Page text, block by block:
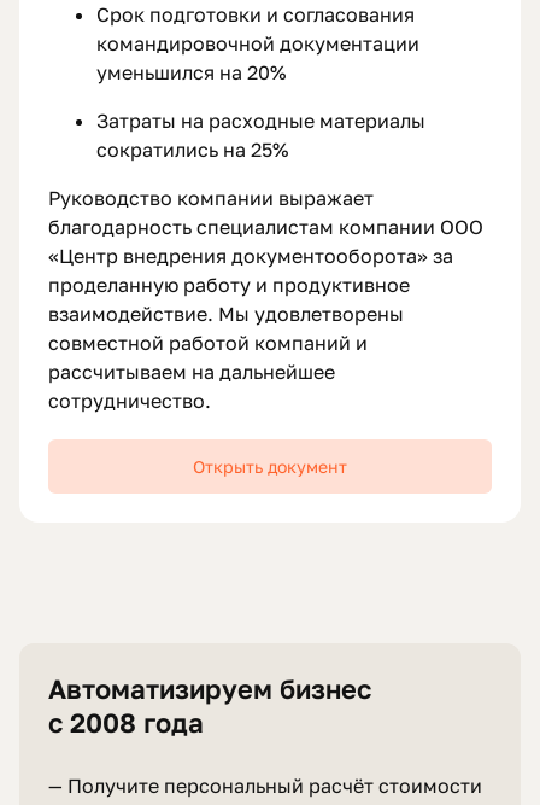
Срок подготовки и согласования
командировочной документации
уменьшился на 20%
Затраты на расходные материалы
сократились на 25%
Руководство компании выражает
благодарность специалистам компании ООО
«Центр внедрения документооборота» за
проделанную работу и продуктивное
взаимодействие. Мы удовлетворены
совместной работой компаний и
рассчитываем на дальнейшее
сотрудничество.
Открыть документ
Автоматизируем бизнес
с 2008 года
— Получите персональный расчёт стоимости